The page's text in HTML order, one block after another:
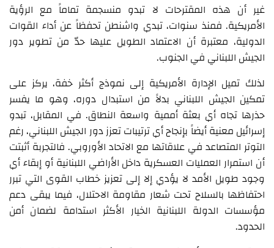
غير أن هذه المقترحات لا تبدو منسجمة تماماً مع الرؤية
الأمريكية. فمنذ سنوات، تبدي واشنطن تحفظاً عن أداء القوات
الدولية، معتبرة أن الاعتماد الطويل عليها حدّ من تطوير دور
الجيش اللبناني في الجنوب.
لذلك تميل الإدارة الأمريكية إلى نموذج أكثر خفة، يركز على
تمكين الجيش اللبناني بدلاً من استبدال دوره، وهو ما يفسر
حذرها تجاه أي بعثة أممية واسعة النطاق. في المقابل، تبدو
إسرائيل معنية أيضاً بإنجاح أي ترتيبات تعزز دور الجيش اللبناني، رغم
التوتر المتصاعد في علاقاتها مع الاتحاد الأوروبي. فالتجربة أثبتت
أن استمرار العمليات العسكرية داخل الأراضي اللبنانية أو إبقاء أي
وجود طويل الأمد لا يؤدي إلا إلى تعزيز خطاب القوى التي تبرر
احتفاظها بالسلاح تحت شعار مقاومة الاحتلال، فيما يبقى دعم
مؤسسات الدولة اللبنانية الخيار الأكثر استدامة لضمان أمن
الحدود.